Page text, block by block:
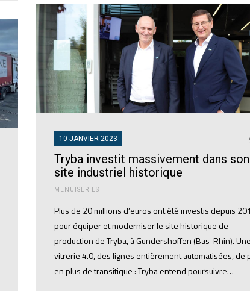
10 JANVIER 2023
Tryba investit massivement dans son
site industriel historique
MENUISERIES
Plus de 20 millions d’euros ont été investis depuis
pour équiper et moderniser le site historique de
production de Tryba, à Gundershoffen (Bas-Rhin).
vitrerie 4.0, des lignes entièrement automatisées, de
en plus de transitique : Tryba entend poursuivre…